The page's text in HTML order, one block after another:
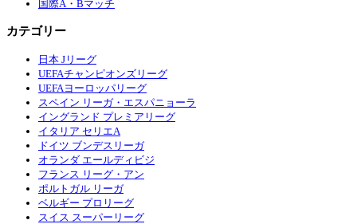
国際A・Bマッチ
カテゴリー
日本 Jリーグ
UEFAチャンピオンズリーグ
UEFAヨーロッパリーグ
スペイン リーガ・エスパニョーラ
イングランド プレミアリーグ
イタリア セリエA
ドイツ ブンデスリーガ
オランダ エールディビジ
フランス リーグ・アン
ポルトガル リーガ
ベルギー プロリーグ
スイス スーパーリーグ